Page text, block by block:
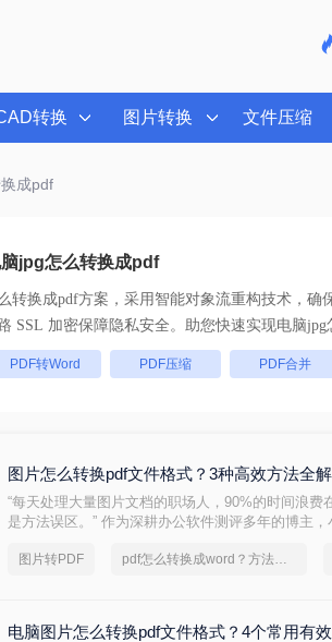
转换 图片转换 文件压缩
成pdf
脑jpg怎么转换成pdf
转换成pdf方案，采用智能对象流重构技术，确
处理， 全链路 SSL 加密保障隐私安全。助您快速实现电脑jpg
PDF转Word PDF压缩 PDF合并
图片怎么转换pdf文件格式？3种高效方法全
“每天处理大量图片文档的职场人，90%的时间浪
是方法误区。” 作为深耕办公软件测评多年的博主
换方法，结合实测数据帮你突破效率瓶颈。
图片转PDF pdf怎么转换成word？方法详细解析
电脑图片怎么转换pdf文件格式？4个常用有